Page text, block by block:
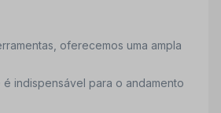
oferecemos uma ampla
indispensável para o andamento